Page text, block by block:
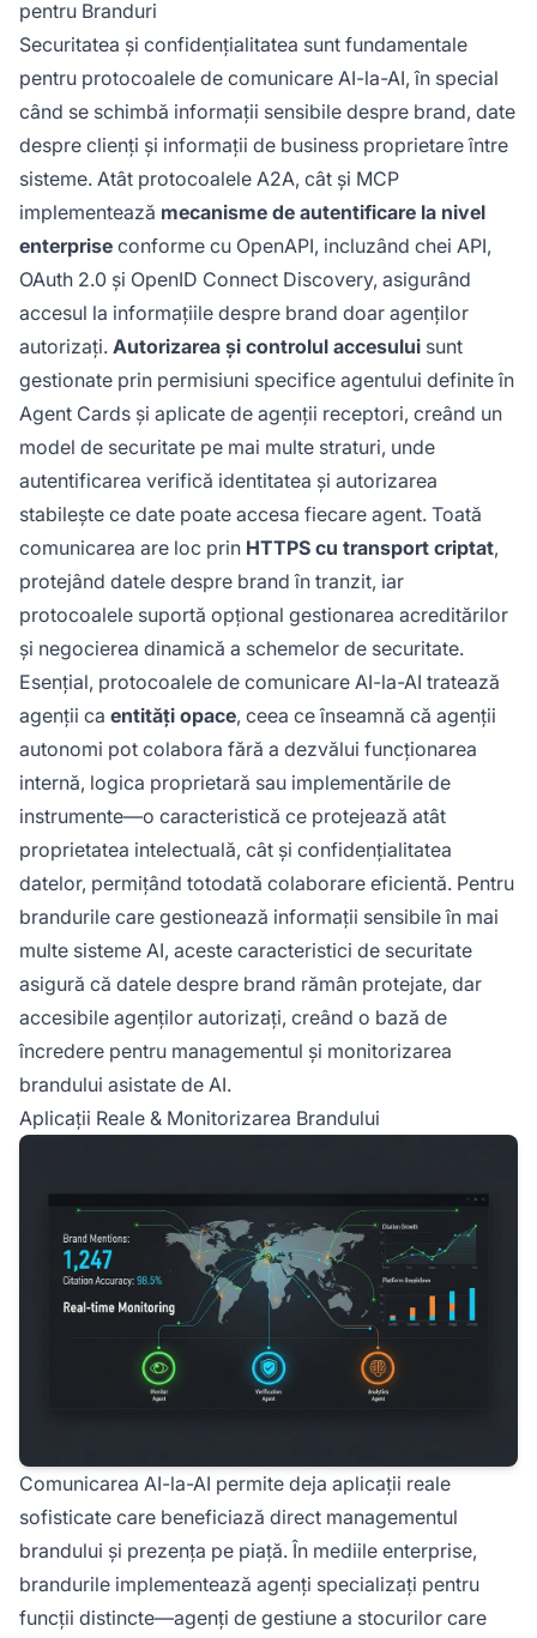
pentru Branduri
Securitatea și confidențialitatea sunt fundamentale
pentru protocoalele de comunicare AI-la-AI, în special
când se schimbă informații sensibile despre brand, date
despre clienți și informații de business proprietare între
sisteme. Atât protocoalele A2A, cât și MCP
implementează mecanisme de autentificare la nivel
enterprise conforme cu OpenAPI, incluzând chei API,
OAuth 2.0 și OpenID Connect Discovery, asigurând
accesul la informațiile despre brand doar agenților
autorizați. Autorizarea și controlul accesului sunt
gestionate prin permisiuni specifice agentului definite în
Agent Cards și aplicate de agenții receptori, creând un
model de securitate pe mai multe straturi, unde
autentificarea verifică identitatea și autorizarea
stabilește ce date poate accesa fiecare agent. Toată
comunicarea are loc prin HTTPS cu transport criptat,
protejând datele despre brand în tranzit, iar
protocoalele suportă opțional gestionarea acreditărilor
și negocierea dinamică a schemelor de securitate.
Esențial, protocoalele de comunicare AI-la-AI tratează
agenții ca entități opace, ceea ce înseamnă că agenții
autonomi pot colabora fără a dezvălui funcționarea
internă, logica proprietară sau implementările de
instrumente—o caracteristică ce protejează atât
proprietatea intelectuală, cât și confidențialitatea
datelor, permițând totodată colaborare eficientă. Pentru
brandurile care gestionează informații sensibile în mai
multe sisteme AI, aceste caracteristici de securitate
asigură că datele despre brand rămân protejate, dar
accesibile agenților autorizați, creând o bază de
încredere pentru managementul și monitorizarea
brandului asistate de AI.
Aplicații Reale & Monitorizarea Brandului
Comunicarea AI-la-AI permite deja aplicații reale
sofisticate care beneficiază direct managementul
brandului și prezența pe piață. În mediile enterprise,
brandurile implementează agenți specializați pentru
funcții distincte—agenți de gestiune a stocurilor care